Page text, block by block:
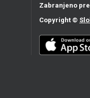
Zabranjeno
Copyright ©